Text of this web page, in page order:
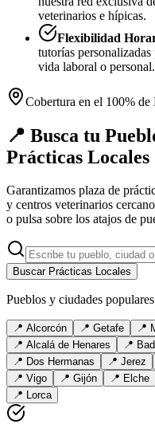
veterinarios e hípicas.
Flexibilidad
tutorías
vida laboral o personal.
Cobertura en el 100%
📍 Busca tu
Prácticas Locales
Garantizamos plaza de
y centros veterinarios
o pulsa sobre los atajos de
Buscar Prácticas Locales
Pueblos y ciudades
📍 Alcorcón 📍 Getafe 📍
📍 Alcalá de Henares 📍
📍 Dos Hermanas 📍 Jerez
📍 Vigo 📍 Gijón 📍 Elche
📍 Lorca